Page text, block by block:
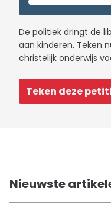
De politiek dringt de
aan kinderen. Teken
christelijk onderwijs
Teken deze
Nieuwste